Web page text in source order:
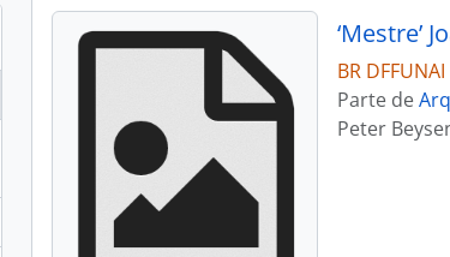
‘Mestre’
BR
Parte de
Peter